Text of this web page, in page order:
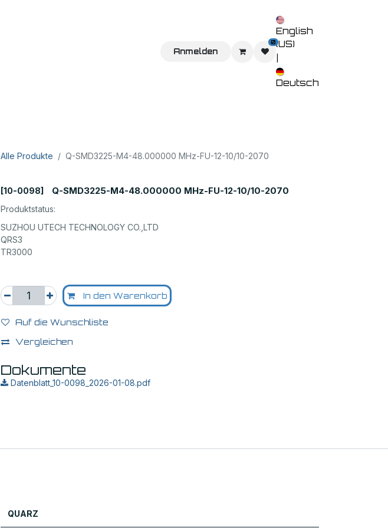
Home Shop Veranstaltungen
Anmelden
0
English
(US)
Deutsch
Alle Produkte Q-SMD3225-M4-48.000000 MHz-FU-12-10/10-2070
[10-0098] Q-SMD3225-M4-48.000000 MHz-FU-12-10/10-2070
Produktstatus:
SUZHOU UTECH TECHNOLOGY CO.,LTD
QRS3
TR3000
In den Warenkorb
Auf die Wunschliste
Vergleichen
Dokumente
Datenblatt_10-0098_2026-01-08.pdf
QUARZ